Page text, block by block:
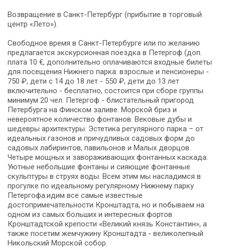
Возвращение в Санкт-Петербург (прибытие в торговый
центр «Лето»).
Свободное время в Санкт-Петербурге или по желанию
предлагается экскурсионная поездка в Петергоф (доп.
плата 10 €, дополнительно оплачиваются входные билеты
для посещения Нижнего парка: взрослые и пенсионеры -
750 ₽, дети с 14 до 18 лет - 550 ₽, дети до 13 лет
включительно - бесплатно, состоится при сборе группы
минимум 20 чел. Петергоф - блистательный пригород
Петербурга на Финском заливе. Морской бриз и
невероятное количество фонтанов. Вековые дубы и
шедевры архитектуры. Эстетика регулярного парка – от
идеальных газонов и причудливых садовых форм до
садовых лабиринтов, павильонов и Малых дворцов.
Четыре мощных и завораживающих фонтанных каскада.
Уютные небольшие фонтаны и сияющие фонтанные
скульптуры в струях воды. Всем этим мы насладимся в
прогулке по идеальному регулярному Нижнему парку
Петергофа.идим все самые известные
достопримечательности Кронштадта, но и побываем на
одном из самых больших и интересных фортов
Кронштадтской крепости «Великий князь Константин», а
также посетим жемчужину Кронштадта - великолепный
Никольский Морской собор.